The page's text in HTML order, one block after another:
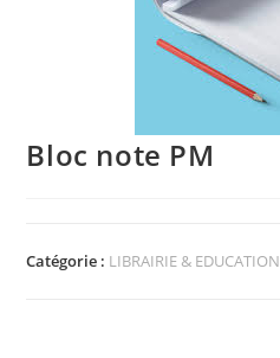
Bloc note PM
Catégorie : LIBRAIRIE & EDUCATION